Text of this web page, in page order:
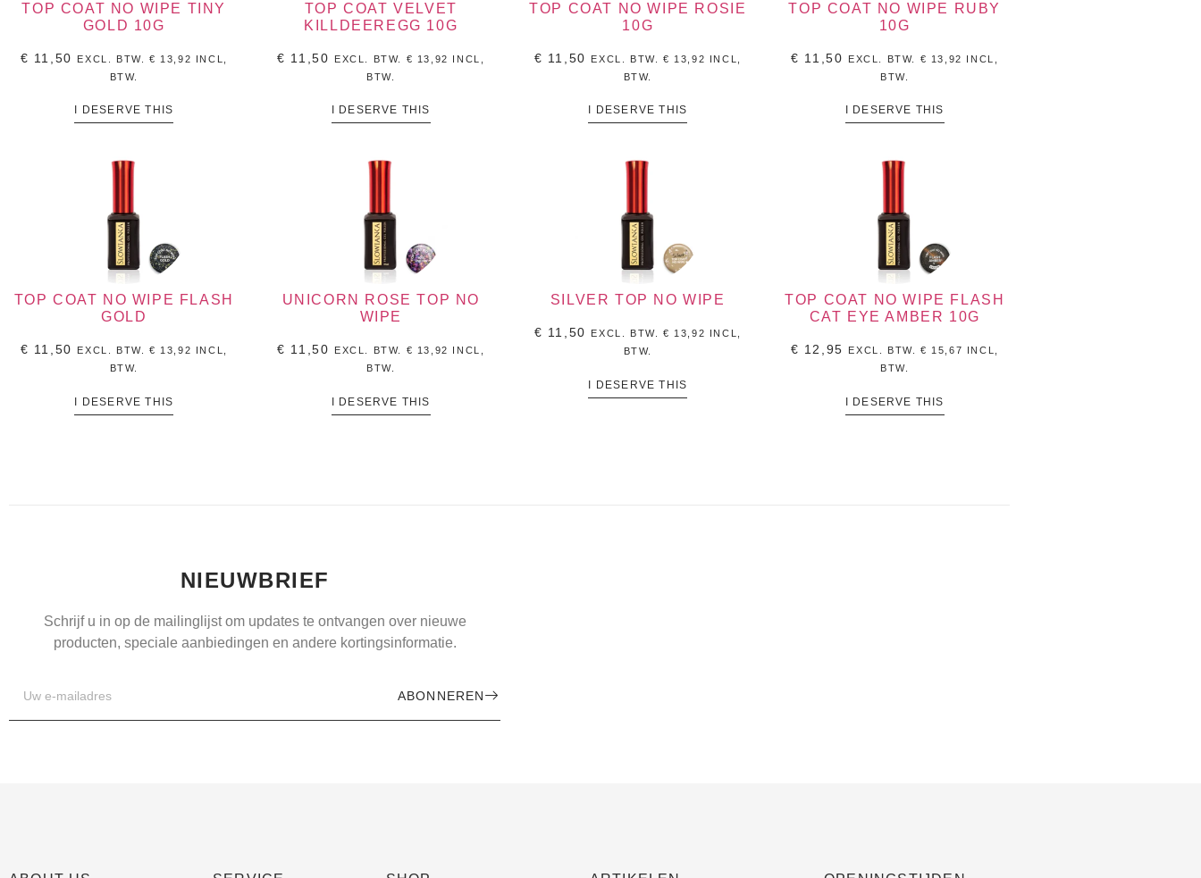
TOP COAT NO WIPE TINY
GOLD 10G
€ 11,50 EXCL. BTW.€ 13,92 INCL,
BTW.
I DESERVE THIS
TOP COAT VELVET
KILLDEEREGG 10G
€ 11,50 EXCL. BTW. € 13,92 INCL,
BTW.
I DESERVE THIS
TOP COAT NO WIPE ROSIE
10G
€ 11,50 EXCL. BTW.€ 13,92 INCL,
BTW.
I DESERVE THIS
TOP COAT NO WIPE RUBY
10G
€ 11,50 EXCL. BTW. € 13,92 INCL,
BTW.
I DESERVE THIS
TOP COAT NO WIPE FLASH
GOLD
€ 11,50 EXCL. BTW.€ 13,92
INCL,
BTW.
I DESERVE THIS
UNICORN ROSE TOP NO
WIPE
€ 11,50 EXCL. BTW. € 13,92
INCL,
BTW.
I DESERVE THIS
SILVER TOP NO WIPE
€ 11,50 EXCL. BTW.€ 13,92
INCL,
BTW.
I DESERVE THIS
TOP COAT NO WIPE FLASH
CAT EYE AMBER 10G
€ 12,95 EXCL. BTW.€ 15,67
INCL,
BTW.
I DESERVE THIS
NIEUWBRIEF
Schrijf u in op de mailinglijst om updates te ontvangen over nieuwe
producten, speciale aanbiedingen en andere kortingsinformatie.
ABONNEREN